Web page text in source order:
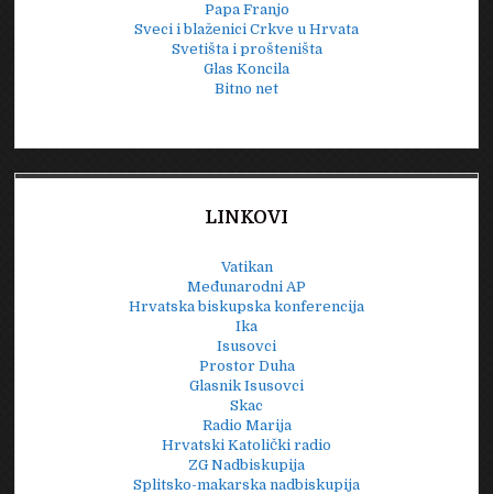
Papa Franjo
Sveci i blaženici Crkve u Hrvata
Svetišta i prošteništa
Glas Koncila
Bitno net
LINKOVI
Vatikan
Međunarodni AP
Hrvatska biskupska konferencija
Ika
Isusovci
Prostor Duha
Glasnik Isusovci
Skac
Radio Marija
Hrvatski Katolički radio
ZG Nadbiskupija
Splitsko-makarska nadbiskupija